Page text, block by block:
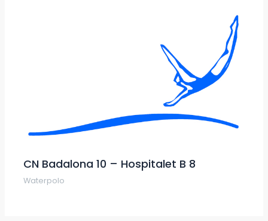
CN Badalona 10 – Hospitalet B 8
Waterpolo